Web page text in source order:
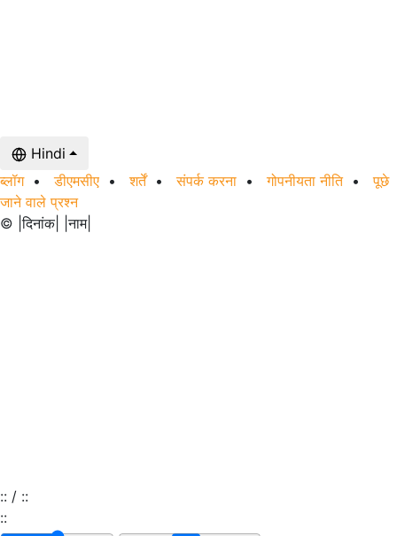
Hindi
ब्लॉग•डीएमसीए •शर्तें•संपर्क करना •गोपनीयता नीति•पूछे
जाने वाले प्रश्न
© |दिनांक| |नाम|
:: / ::
::